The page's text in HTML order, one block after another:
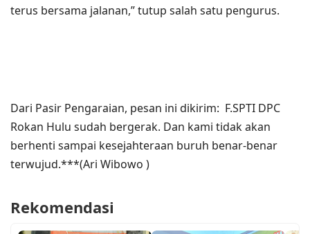
terus bersama jalanan,” tutup salah satu pengurus.
Dari Pasir Pengaraian, pesan ini dikirim: F.SPTI DPC
Rokan Hulu sudah bergerak. Dan kami tidak akan
berhenti sampai kesejahteraan buruh benar-benar
terwujud.***(Ari Wibowo )
Rekomendasi